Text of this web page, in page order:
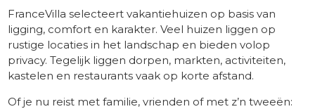
FranceVilla selecteert vakantiehuizen op basis van
ligging, comfort en karakter. Veel huizen liggen op
rustige locaties in het landschap en bieden volop
privacy. Tegelijk liggen dorpen, markten, activiteiten,
kastelen en restaurants vaak op korte afstand.
Of je nu reist met familie, vrienden of met z’n tweeën: